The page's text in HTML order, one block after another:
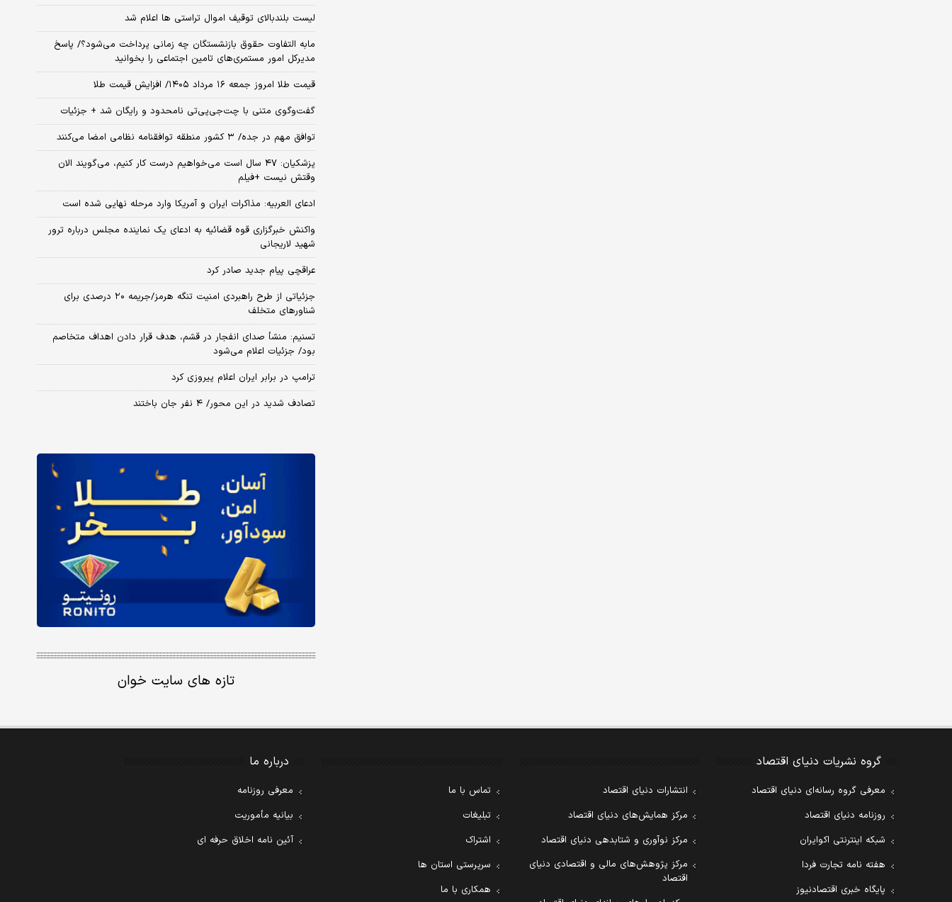
لیست بلندبالای توقیف اموال تراستی ها اعلام شد
مابه التفاوت حقوق بازنشستگان چه زمانی پرداخت می‌شود؟/ پاسخ
مدیرکل امور مستمری‌های تامین اجتماعی را بخوانید
قیمت طلا امروز جمعه ۱۶ مرداد ۱۴۰۵/ افزایش قیمت طلا
گفت‌وگوی متنی با چت‌جی‌پی‌تی نامحدود و رایگان شد + جزئیات
توافق مهم در جده/ ۳ کشور منطقه توافقنامه نظامی امضا می‌کنند
پزشکیان: ۴۷ سال است می‌خواهیم درست کار کنیم، می‌گویند الان
وقتش نیست +فیلم
ادعای العربیه: مذاکرات ایران و آمریکا وارد مرحله نهایی شده است
واکنش خبرگزاری قوه قضائیه به ادعای یک نماینده مجلس درباره ترور
شهید لاریجانی
عراقچی پیام جدید صادر کرد
جزئیاتی از طرح راهبردی امنیت تنگه هرمز/جریمه ۲۰ درصدی برای
شناورهای متخلف
تسنیم: منشأ صدای انفجار در قشم، هدف قرار دادن اهداف متخاصم
بود/ جزئیات اعلام می‌شود
ترامپ در برابر ایران اعلام پیروزی کرد
تصادف شدید در این محور/ ۴ نفر جان باختند
تازه های سایت خوان
گروه نشریات دنیای اقتصاد
معرفی گروه رسانه‌ای دنیای اقتصاد
روزنامه دنیای اقتصاد
شبکه اینترنتی اکوایران
هفته نامه تجارت فردا
پایگاه خبری اقتصادنیوز
انتشارات دنیای اقتصاد
مرکز همایش‌های دنیای اقتصاد
مرکز نوآوری و شتابدهی دنیای اقتصاد
مرکز پژوهش‌های مالی و اقتصادی دنیای
اقتصاد
تماس با ما
تبلیغات
اشتراک
سرپرستی استان ها
همکاری با ما
درباره ما
معرفی روزنامه
بیانیه مأموریت
آئین نامه اخلاق حرفه ای